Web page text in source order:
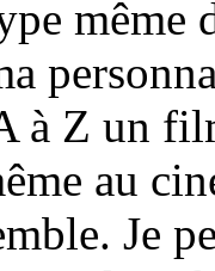
même
à Z un
au
Je